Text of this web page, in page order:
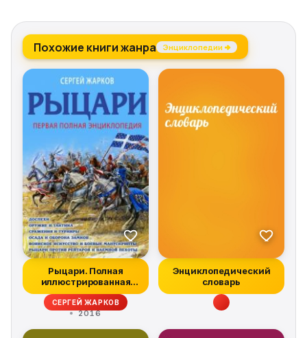
Похожие книги жанра Энциклопедии →
Рыцари. Полная
иллюстрированная
энциклопедия
СЕРГЕЙ ЖАРКОВ
2016
Энциклопедический
словарь